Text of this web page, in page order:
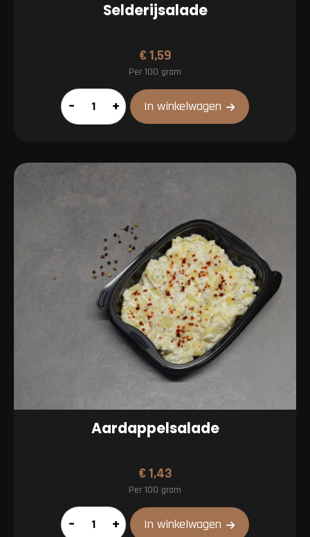
Selderijsalade
€1,59
Per 100 gram
Selderijsalade
aantal
– + In winkelwagen
Aardappelsalade
€1,43
Per 100 gram
Aardappelsalade
– + In winkelwagen